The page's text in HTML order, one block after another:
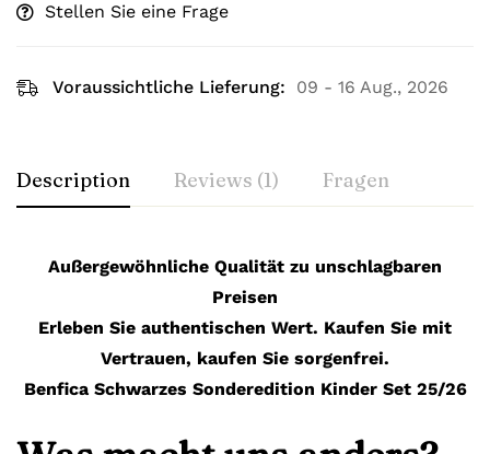
Stellen Sie eine Frage
Voraussichtliche Lieferung: 09 - 16 Aug., 2026
Description Reviews (1) Fragen
Außergewöhnliche Qualität zu unschlagbaren
Preisen
Erleben Sie authentischen Wert. Kaufen Sie mit
Vertrauen, kaufen Sie sorgenfrei.
Benfica Schwarzes Sonderedition Kinder Set 25/26